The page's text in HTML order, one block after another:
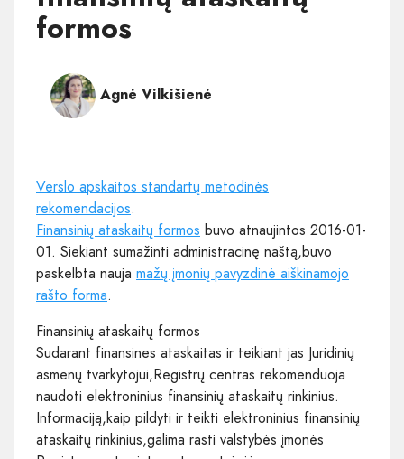
formos
Agnė Vilkišienė
Verslo apskaitos standartų metodinės
rekomendacijos.
Finansinių ataskaitų formos buvo atnaujintos 2016-01-
01. Siekiant sumažinti administracinę naštą,buvo
paskelbta nauja mažų įmonių pavyzdinė aiškinamojo
rašto forma.
Finansinių ataskaitų formos
Sudarant finansines ataskaitas ir teikiant jas Juridinių
asmenų tvarkytojui,Registrų centras rekomenduoja
naudoti elektroninius finansinių ataskaitų rinkinius.
Informaciją,kaip pildyti ir teikti elektroninius finansinių
ataskaitų rinkinius,galima rasti valstybės įmonės